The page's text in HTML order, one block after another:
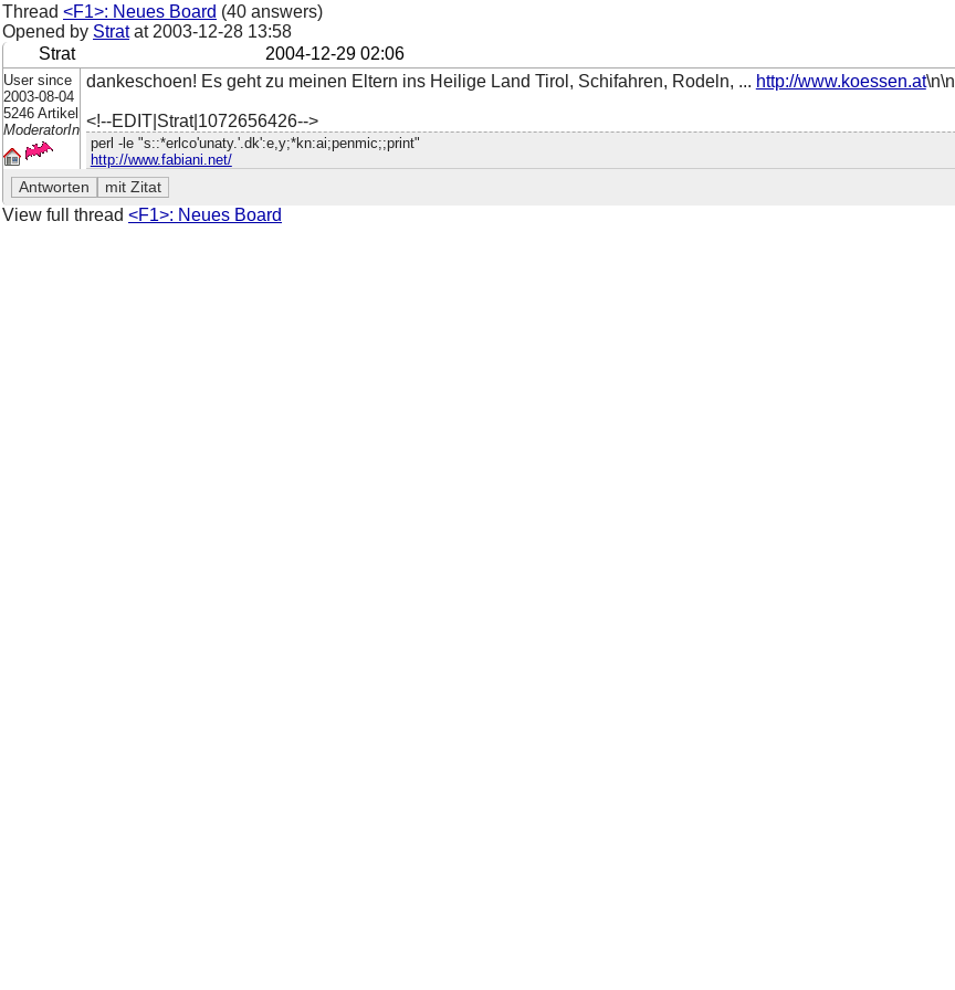
Thread <F1>: Neues Board (40 answers)
Opened by Stratat 2003-12-28 13:58
Strat
2004-12-29 02:06
User since
2003-08-04
5246 Artikel
ModeratorIn
dankeschoen! Es geht zu meinen Eltern ins Heilige Land Tirol, Schifahren, Rodeln, ... http://www.koessen.at\n\n
<!--EDIT|Strat|1072656426-->
perl -le "s::*erlco'unaty.'.dk':e,y;*kn:ai;penmic;;print"
http://www.fabiani.net/
View full thread <F1>: Neues Board